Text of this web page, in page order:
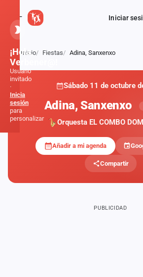
Iniciar
Atrás
Inicio Fiestas Adina, Sanxenxo
Sábado 11 de octubre
Adina, Sanxenxo
Orquesta EL COMBO
Añadir a mi agenda
Compartir
PUBLICIDAD
¡Hola,
Verbener@!
Usuario
invitado
·
Inicia
sesión
para
personalizar